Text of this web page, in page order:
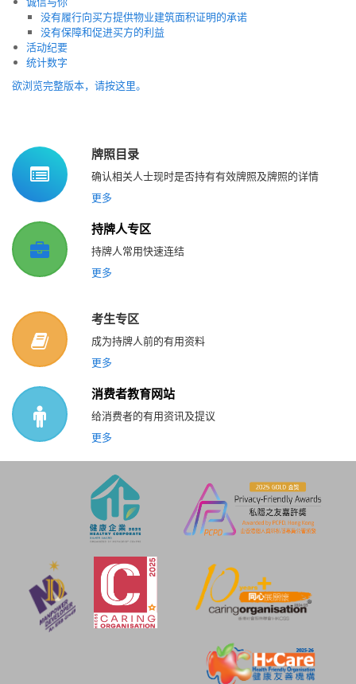
没有履行向买方提供物业建筑面积证明的承诺
没有保障和促进买方的利益
活动纪要
统计数字
欲浏览完整版本，请按这里。
牌照目录
确认相关人士现时是否持有有效牌照及牌照的详情
更多
持牌人专区
持牌人常用快速连结
更多
考生专区
成为持牌人前的有用资料
更多
消费者教育网站
给消费者的有用资讯及提议
更多